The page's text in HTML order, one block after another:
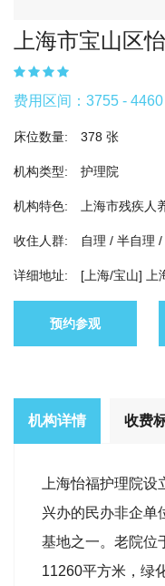
上海市宝山区
费用区间：3755 - 4460
床位数量: 378 张
机构类型: 护理院
机构特色: 上海市残疾人
收住人群: 自理 / 半自理
详细地址: [上海/宝山] 上
预约参观
机构详情 收费
上海怡福护理院
兴办的民办非企单
基地之一。老院位
11260平方米，绿